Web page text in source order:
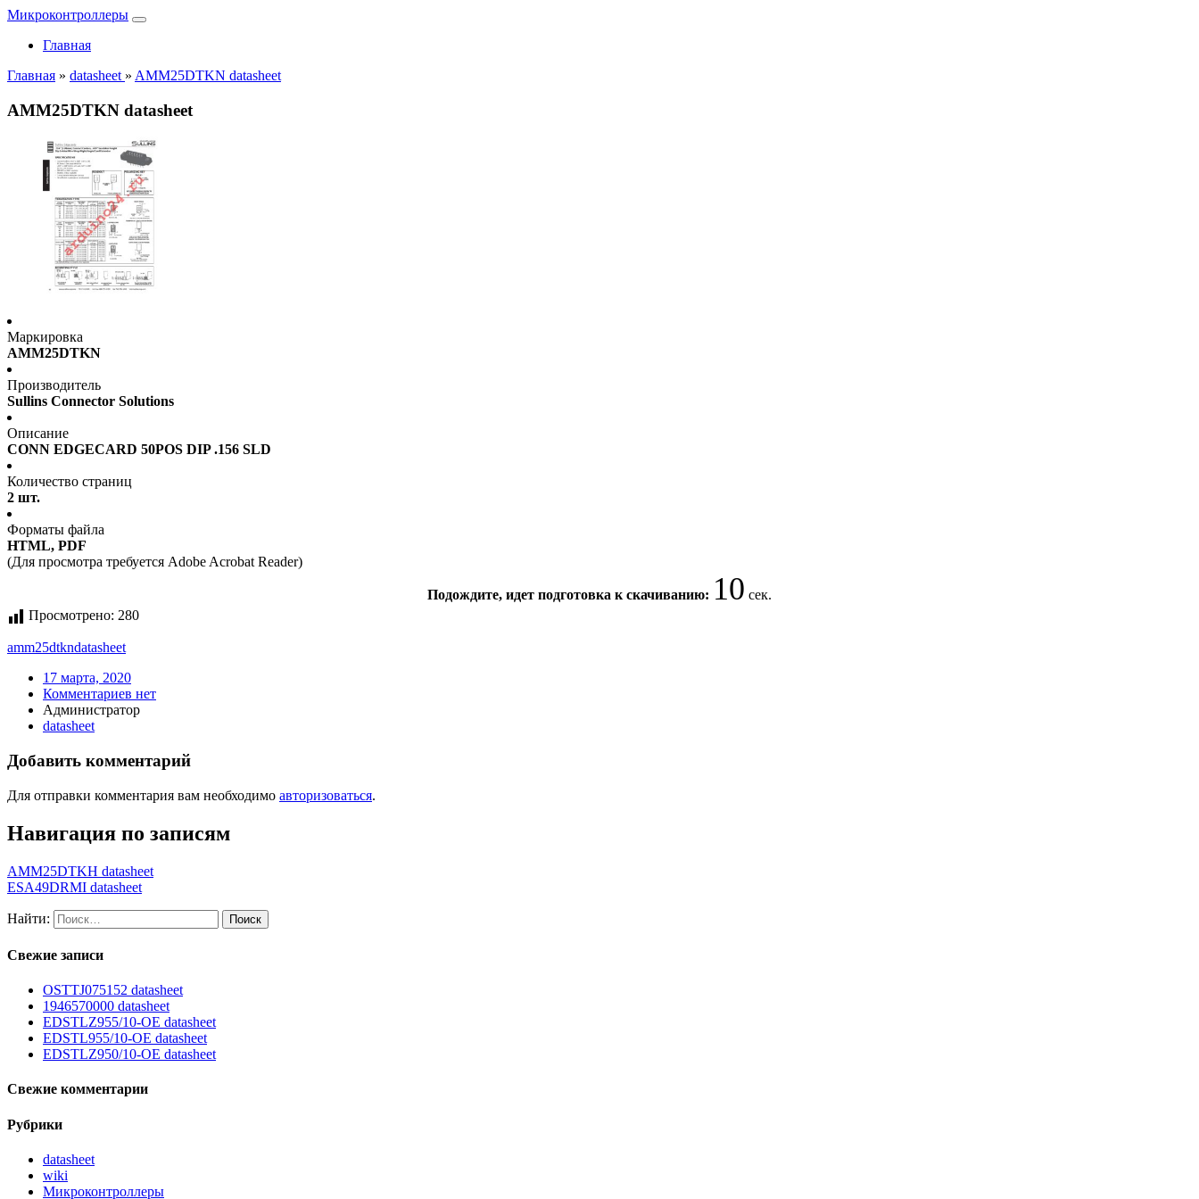
Микроконтроллеры
Главная
Главная » datasheet » AMM25DTKN datasheet
AMM25DTKN datasheet
Маркировка
AMM25DTKN
Производитель
Sullins Connector Solutions
Описание
CONN EDGECARD 50POS DIP .156 SLD
Количество страниц
2 шт.
Форматы файла
HTML, PDF
(Для просмотра требуется Adobe Acrobat Reader)
Подождите, идет подготовка к скачиванию: 10 сек.
Просмотрено: 280
amm25dtkndatasheet
17 марта, 2020
Комментариев нет
Администратор
datasheet
Добавить комментарий
Для отправки комментария вам необходимо авторизоваться.
Навигация по записям
AMM25DTKH datasheet
ESA49DRMI datasheet
Найти:
Свежие записи
OSTTJ075152 datasheet
1946570000 datasheet
EDSTLZ955/10-OE datasheet
EDSTL955/10-OE datasheet
EDSTLZ950/10-OE datasheet
Свежие комментарии
Рубрики
datasheet
wiki
Микроконтроллеры